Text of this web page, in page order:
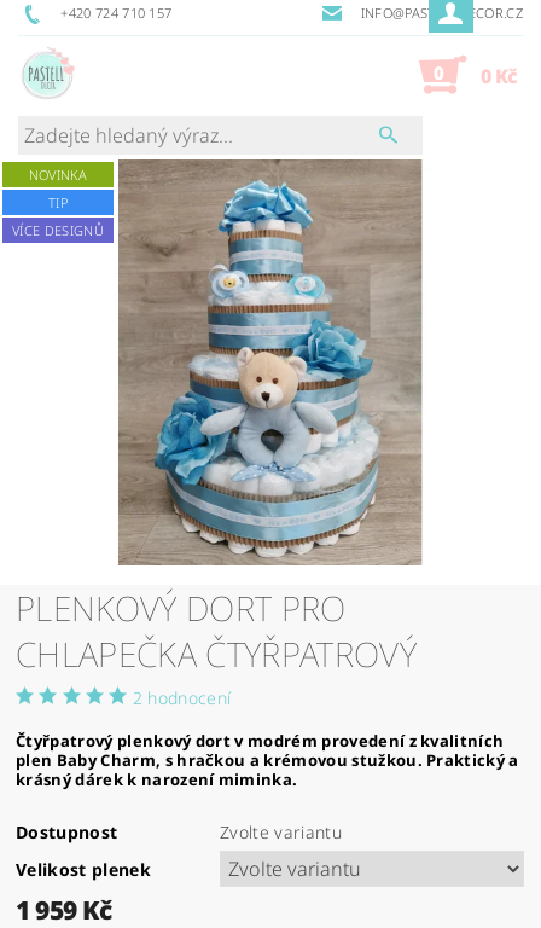
+420 724 710 157 INFO@PASTELLDECOR.CZ
0 0 Kč
NOVINKA
TIP
VÍCE DESIGNŮ
PLENKOVÝ DORT PRO
CHLAPEČKA ČTYŘPATROVÝ
2 hodnocení
Čtyřpatrový plenkový dort v modrém provedení z kvalitních
plen Baby Charm, s hračkou a krémovou stužkou. Praktický a
krásný dárek k narození miminka.
Dostupnost
Zvolte variantu
Velikost plenek
1 959 Kč